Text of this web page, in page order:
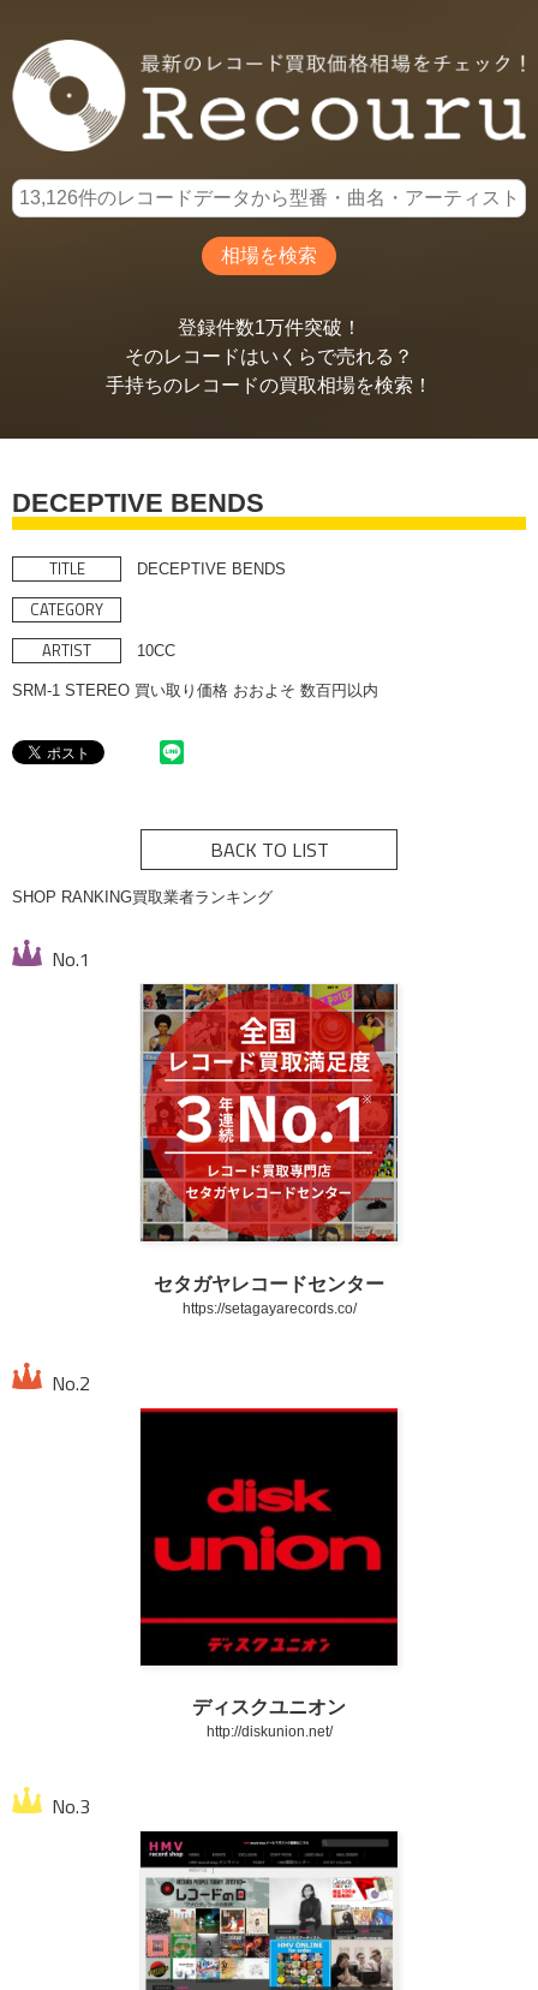
登録件数1万件突破！
そのレコードはいくらで売れる？
手持ちのレコードの買取相場を検索！
DECEPTIVE BENDS
TITLE DECEPTIVE BENDS
CATEGORY
ARTIST
10CC
SRM-1 STEREO 買い取り価格 おおよそ 数百円以内
BACK TO LIST
SHOP RANKING買取業者ランキング
セタガヤレコードセンター
https://setagayarecords.co/
ディスクユニオン
http://diskunion.net/